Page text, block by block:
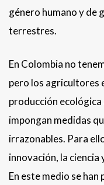
género humano y de
terrestres.
En Colombia no
pero los agricultores
producción ecológica
impongan medidas
irrazonables. Para
innovación, la ciencia
En este medio se